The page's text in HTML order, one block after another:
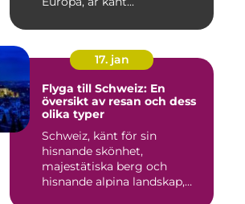
17. jan
Flyga till Schweiz: En
översikt av resan och dess
olika typer
Schweiz, känt för sin
hisnande skönhet,
majestätiska berg och
hisnande alpina landskap,